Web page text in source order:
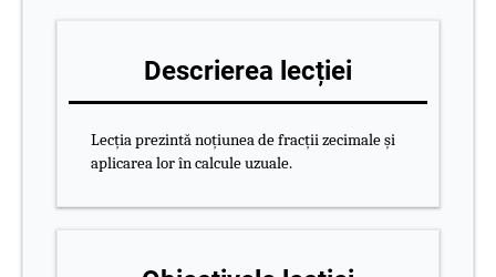
Descrierea lecției
Lecția prezintă noțiunea de fracții zecimale și
aplicarea lor în calcule uzuale.